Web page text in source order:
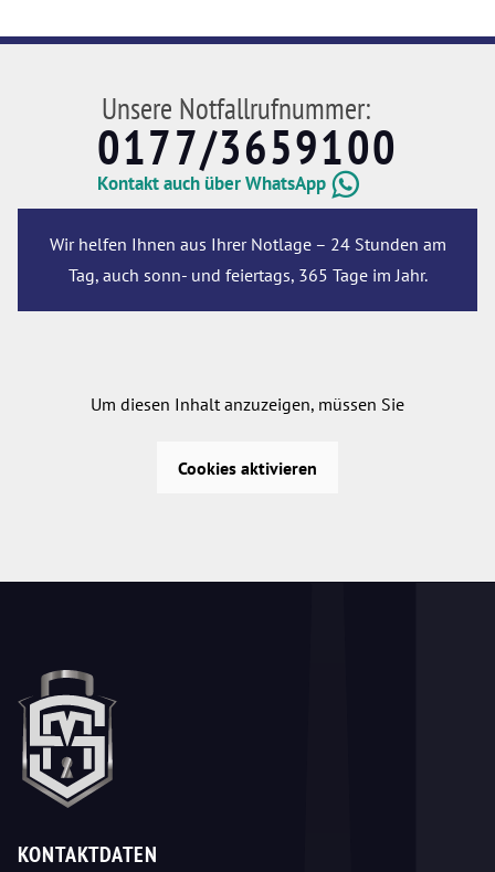
Unsere Notfallrufnummer:
0177/3659100
Kontakt auch über WhatsApp
Wir helfen Ihnen aus Ihrer Notlage – 24 Stunden am
Tag, auch sonn- und feiertags, 365 Tage im Jahr.
Um diesen Inhalt anzuzeigen, müssen Sie
Cookies aktivieren
KONTAKTDATEN